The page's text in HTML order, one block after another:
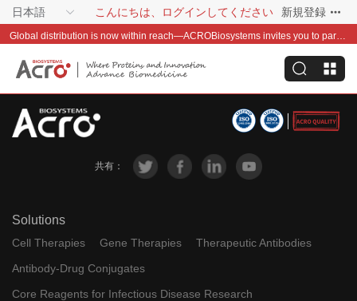
日本語 こんにちは、ログインしてください 新規登録
Global distribution is now within reach—ACROBiosystems invites you to partner with us~
共有：
Solutions
Cell Therapies Gene Therapies
Therapeutic Antibodies
Antibody-Drug Conjugates
Core Reagents for Infectious Disease Research